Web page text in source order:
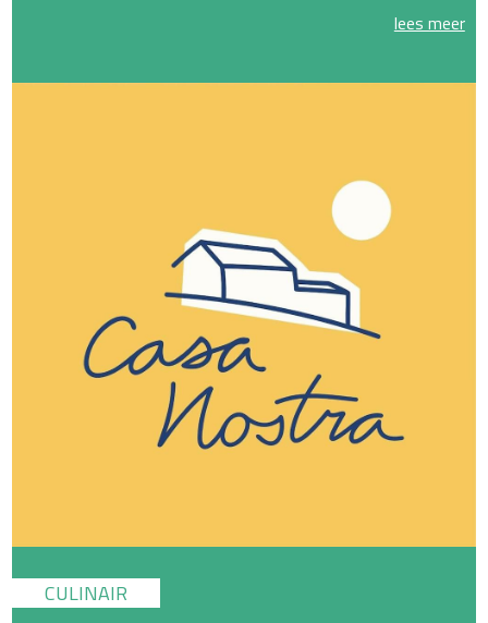
lees meer
CULINAIR